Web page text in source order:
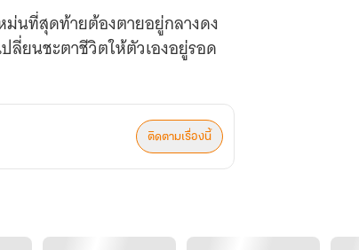
นที่สุดท้ายต้องตายอยู่กลางดง
ลี่ยนชะตาชีวิตให้ตัวเองอยู่รอด
ติดตามเรื่องนี้